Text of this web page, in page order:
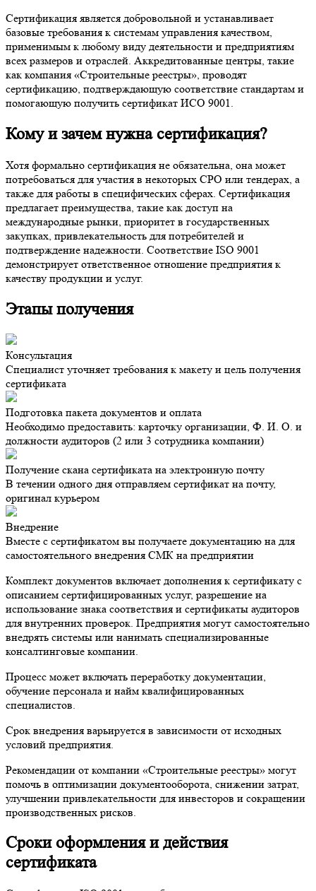
Сертификация является добровольной и устанавливает
базовые требования к системам управления качеством,
применимым к любому виду деятельности и предприятиям
всех размеров и отраслей. Аккредитованные центры, такие
как компания «Строительные реестры», проводят
сертификацию, подтверждающую соответствие стандартам и
помогающую получить сертификат ИСО 9001.
Кому и зачем нужна сертификация?
Хотя формально сертификация не обязательна, она может
потребоваться для участия в некоторых СРО или тендерах, а
также для работы в специфических сферах. Сертификация
предлагает преимущества, такие как доступ на
международные рынки, приоритет в государственных
закупках, привлекательность для потребителей и
подтверждение надежности. Соответствие ISO 9001
демонстрирует ответственное отношение предприятия к
качеству продукции и услуг.
Этапы получения
Консультация
Специалист уточняет требования к макету и цель получения
сертификата
Подготовка пакета документов и оплата
Необходимо предоставить: карточку организации, Ф. И. О. и
должности аудиторов (2 или 3 сотрудника компании)
Получение скана сертификата на электронную почту
В течении одного дня отправляем сертификат на почту,
оригинал курьером
Внедрение
Вместе с сертификатом вы получаете документацию на для
самостоятельного внедрения СМК на предприятии
Комплект документов включает дополнения к сертификату с
описанием сертифицированных услуг, разрешение на
использование знака соответствия и сертификаты аудиторов
для внутренних проверок. Предприятия могут самостоятельно
внедрять системы или нанимать специализированные
консалтинговые компании.
Процесс может включать переработку документации,
обучение персонала и найм квалифицированных
специалистов.
Срок внедрения варьируется в зависимости от исходных
условий предприятия.
Рекомендации от компании «Строительные реестры» могут
помочь в оптимизации документооборота, снижении затрат,
улучшении привлекательности для инвесторов и сокращении
производственных рисков.
Сроки оформления и действия
сертификата